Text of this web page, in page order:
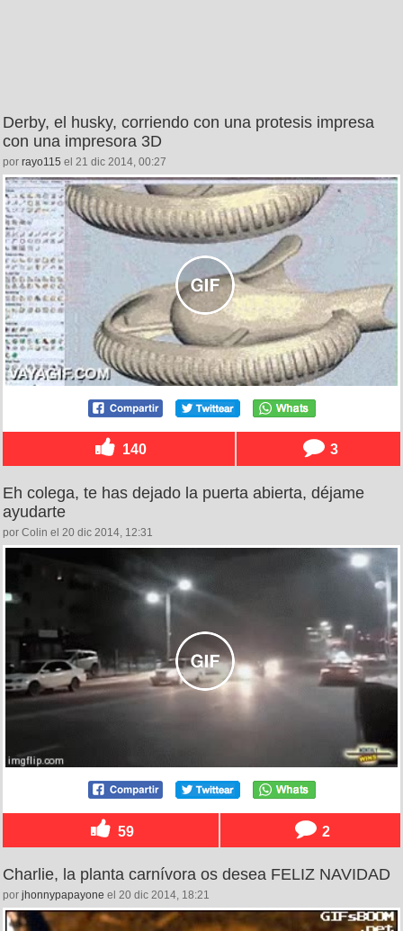
Derby, el husky, corriendo con una protesis impresa
con una impresora 3D
por rayo115 el 21 dic 2014, 00:27
140 3
Eh colega, te has dejado la puerta abierta, déjame
ayudarte
por Colin el 20 dic 2014, 12:31
59 2
Charlie, la planta carnívora os desea FELIZ NAVIDAD
por jhonnypapayone el 20 dic 2014, 18:21